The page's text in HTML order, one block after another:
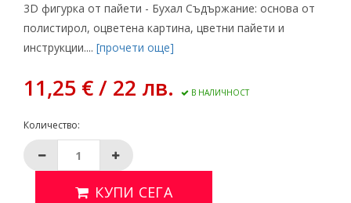
3D фигурка от пайети - Бухал Съдържание: основа от
полистирол, оцветена картина, цветни пайети и
инструкции.... [прочети още]
11,25 € / 22 лв. В НАЛИЧНОСТ
Количество:
КУПИ СЕГА